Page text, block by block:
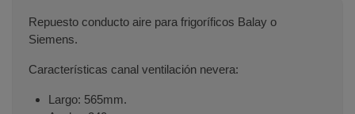
Repuesto conducto aire para frigoríficos Balay o
Siemens.
Características canal ventilación nevera:
Largo: 565mm.